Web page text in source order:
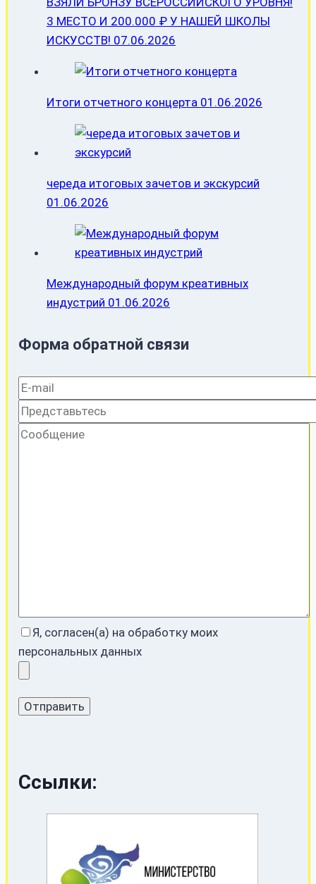
3 МЕСТО И 200.000 ₽ У НАШЕЙ ШКОЛЫ
ИСКУССТВ! 07.06.2026
Итоги отчетного концерта 01.06.2026
череда итоговых зачетов и экскурсий
01.06.2026
Международный форум креативных
индустрий 01.06.2026
Форма обратной связи
Я, согласен(а) на обработку моих
персональных данных
Ссылки: